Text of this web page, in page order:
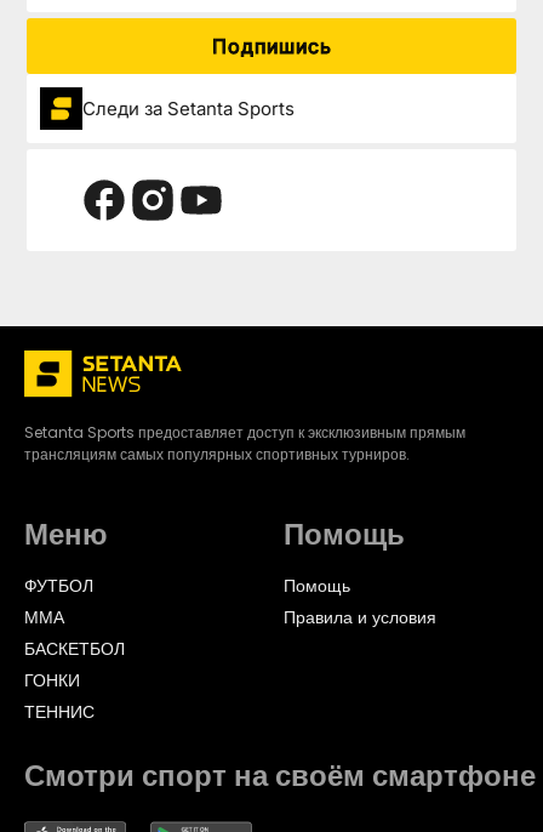
Подпишись
Следи за Setanta Sports
Setanta Sports предоставляет доступ к эксклюзивным прямым
трансляциям самых популярных спортивных турниров.
Меню
ФУТБОЛ
ММА
БАСКЕТБОЛ
ГОНКИ
ТЕННИС
Помощь
Помощь
Правила и условия
Смотри спорт на своём смартфоне